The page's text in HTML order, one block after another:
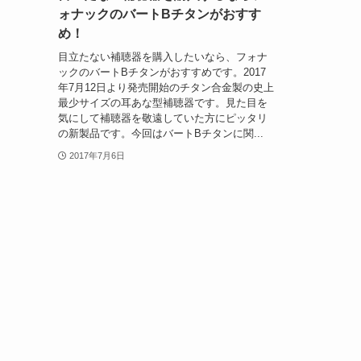
ォナックのバートBチタンがおすす
め！
目立たない補聴器を購入したいなら、フォナ
ックのバートBチタンがおすすめです。2017
年7月12日より発売開始のチタン合金製の史上
最少サイズの耳あな型補聴器です。見た目を
気にして補聴器を敬遠していた方にピッタリ
の新製品です。今回はバートBチタンに関...
2017年7月6日